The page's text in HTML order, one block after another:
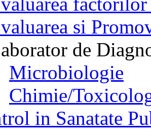
si
de
Microbiologie
Chimie/
in Sanatate